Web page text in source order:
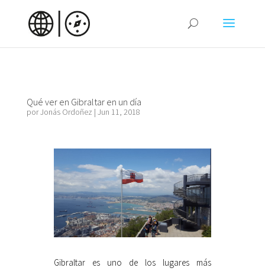
Qué ver en Gibraltar en un día
porJonás Ordoñez | Jun 11, 2018
Gibraltar es uno de los lugares más